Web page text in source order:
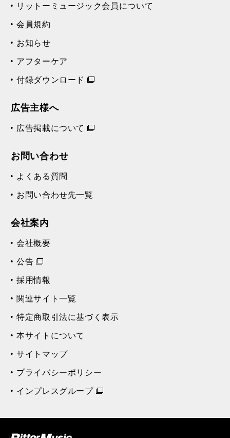
リットーミュージック会員について
会員規約
お知らせ
アフターケア
付録ダウンロード
広告主様へ
広告掲載について
お問い合わせ
よくある質問
お問い合わせ先一覧
会社案内
会社概要
公告
採用情報
関連サイト一覧
特定商取引法に基づく表示
本サイトについて
サイトマップ
プライバシーポリシー
インプレスグループ